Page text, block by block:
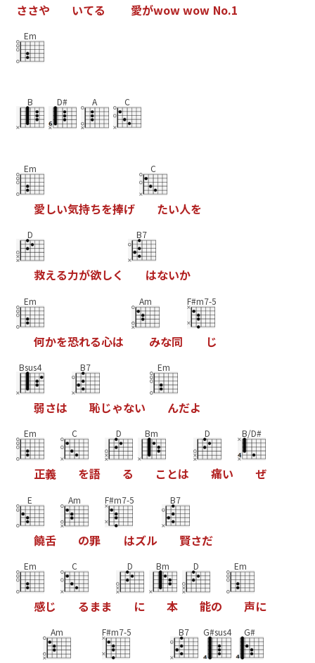
ささや いてる 愛がwowwow No.1
Em
B D# A C
Em
愛しい気持ちを捧げ
C
たい人を
D
救える力が欲しく
B7
はないか
Em
何かを恐れる心は
Am
みな同
F#m7-5
じ
Bsus4
弱さは
B7
恥じゃない
Em
んだよ
Em
正義
C
を語
D
る
Bm
こ とは
D
痛い
B/D#
ぜ
E
饒舌
Am
の罪
F#m7-5
はズル
B7
賢さだ
Em
感じ
C
る まま
D
に
Bm
本
D
能の
Em
声に
Am F#m7-5 B7 G#sus4 G#